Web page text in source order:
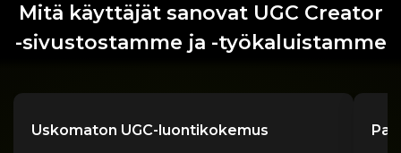
Mitä käyttäjät sanovat UGC Creator
-sivustostamme ja -työkaluistamme
Uskomaton UGC-luontikokemus